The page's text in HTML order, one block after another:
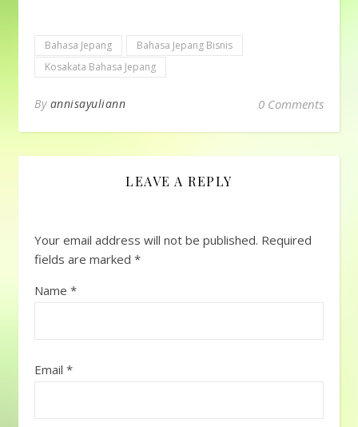
Bahasa Jepang
Bahasa Jepang Bisnis
Kosakata Bahasa Jepang
By annisayuliann 0 Comments
LEAVE A REPLY
Your email address will not be published. Required
fields are marked *
Name *
Email *